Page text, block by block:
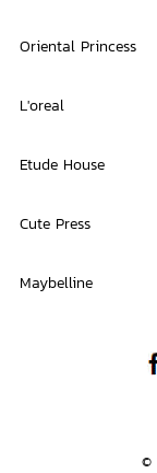
Oriental Princess
L'oreal
Etude House
Cute Press
Maybelline
©